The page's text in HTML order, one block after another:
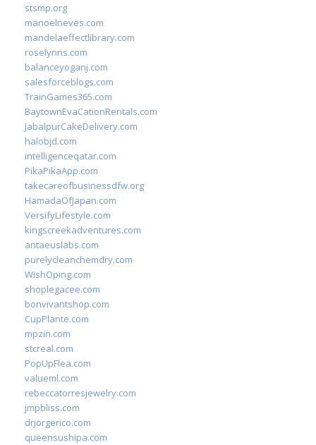
stsmp.org
manoelneves.com
mandelaeffectlibrary.com
roselynns.com
balanceyoganj.com
salesforceblogs.com
TrainGames365.com
BaytownEvaCationRentals.com
JabalpurCakeDelivery.com
halobjd.com
intelligenceqatar.com
PikaPikaApp.com
takecareofbusinessdfw.org
HamadaOfJapan.com
VersifyLifestyle.com
kingscreekadventures.com
antaeuslabs.com
purelycleanchemdry.com
WishOping.com
shoplegacee.com
bonvivantshop.com
CupPlante.com
mpzin.com
stcreal.com
PopUpFlea.com
valueml.com
rebeccatorresjewelry.com
jmpbliss.com
drjorgerico.com
queensushipa.com